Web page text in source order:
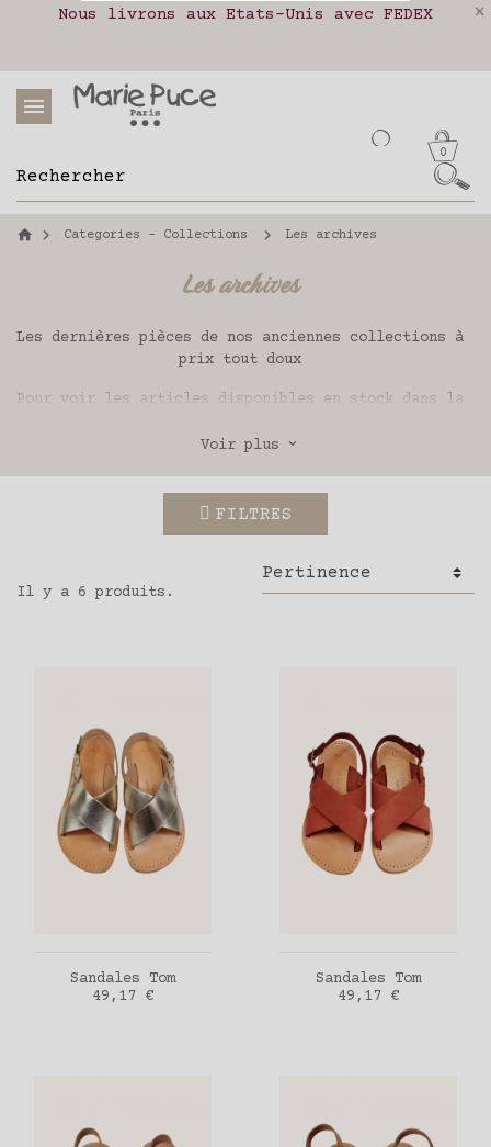
Notre site part en vacances !
Nous livrons aux Etats-Unis avec FEDEX
Livraison en relais colis en France,
0
Categories - Collections Les archives
Les archives
Les dernières pièces de nos anciennes collections à
prix tout doux
Pour voir les articles disponibles en stock dans la
Voir plus
FILTRES
Il y a 6 produits.
AJOUTER AU PANIER
Sandales Tom
Prix
49,17 €
AJOUTER AU PANIER
Sandales Tom
Prix
49,17 €
des données personnelles